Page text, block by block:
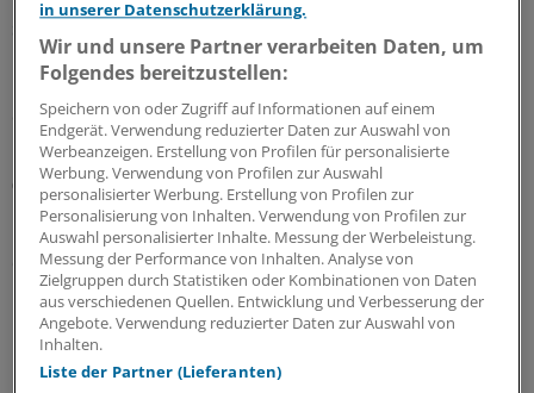
sofort greifen
Das umstrittene GKV-Spargesetz ist in Kraft getreten.
Das bedeutet auch, dass schon jetzt einige Regelungen
der Arzneitherapie gelten – unter anderem das Aus der
Homöopathie auf Kosten der GKV.
03.08.2026
OECD-Studie
Primärversorgung: Wie viel Steuerung und
Eigenbeteiligung sollen es denn sein?
Für das geplante Primärversorgungssystem in
Deutschland gibt es viele Erfahrungen im Ausland. Ein
in unserer Datenschutzerklärung.
Wir und unsere Partner verarbeiten Daten, um
Folgendes bereitzustellen:
Speichern von oder Zugriff auf Informationen auf einem
Endgerät. Verwendung reduzierter Daten zur Auswahl von
Werbeanzeigen. Erstellung von Profilen für personalisierte
Werbung. Verwendung von Profilen zur Auswahl
personalisierter Werbung. Erstellung von Profilen zur
Personalisierung von Inhalten. Verwendung von Profilen zur
Auswahl personalisierter Inhalte. Messung der Werbeleistung.
Messung der Performance von Inhalten. Analyse von
Zielgruppen durch Statistiken oder Kombinationen von Daten
aus verschiedenen Quellen. Entwicklung und Verbesserung der
Angebote. Verwendung reduzierter Daten zur Auswahl von
Inhalten.
Liste der Partner (Lieferanten)